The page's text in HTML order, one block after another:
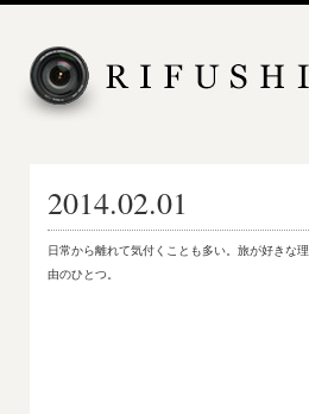
2014.02.01
日常から離れて気付くことも多い。旅が好きな理
由のひとつ。